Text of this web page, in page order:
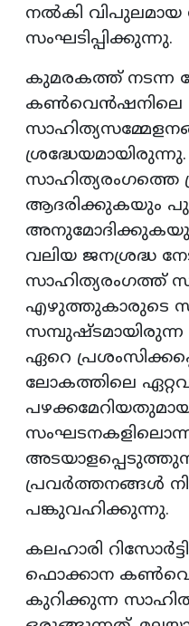
നല്‍കി വിപുലമായ
സംഘടിപ്പിക്കുന്നു.
കുമരകത്ത് നടന്ന
കണ്‍വെന്‍ഷനിലെ
ആദരിക്കുകയും
വലിയ ജനശ്രദ്ധ
സാഹിത്യരംഗത്ത്
എഴുത്തുകാരുടെ
ഏറെ
ലോകത്തിലെ
പ്രവര്‍ത്തനങ്ങള്‍
പങ്കുവഹിക്കുന്നു.
കലഹാരി
ഫൊക്കാന
കുറിക്കുന്ന